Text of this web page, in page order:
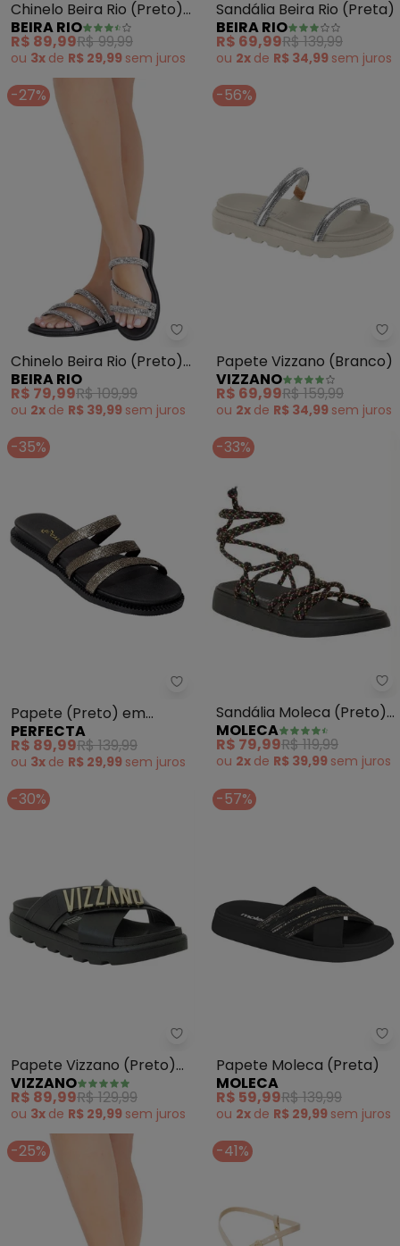
Chinelo Beira Rio (Preto)
em Sintético
BEIRA RIO
R$ 89,99R$ 99,99
ou 3x de R$ 29,99 sem juros
Sandália Beira Rio (Preta)
BEIRA RIO
R$ 69,99R$ 139,99
ou 2x de R$ 34,99 sem juros
-27%
Beira Rio - Chinelo Beira Rio
Chinelo Beira Rio (Preto)
em Sintético
BEIRA RIO
R$ 79,99R$ 109,99
ou 2x de R$ 39,99 sem juros
-56%
Papete Vizzano (Branco)
VIZZANO
R$ 69,99R$ 159,99
ou 2x de R$ 34,99 sem juros
-35%
Perfecta - Papete (Preto) em
Papete (Preto) em
Material Sintético
PERFECTA
R$ 89,99R$ 139,99
ou 3x de R$ 29,99 sem juros
-33%
Sandália Moleca (Preto)
em Sintético
MOLECA
R$ 79,99R$ 119,99
ou 2x de R$ 39,99 sem juros
-30%
Vizzano - Papete Vizzano
Papete Vizzano (Preto)
em Sintético
VIZZANO
R$ 89,99R$ 129,99
ou 3x de R$ 29,99 sem juros
-57%
Papete Moleca (Preta)
MOLECA
R$ 59,99R$ 139,99
ou 2x de R$ 29,99 sem juros
-25% -41%